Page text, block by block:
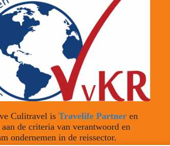
Culitravel is Travelife Partner en
de criteria van verantwoord en
ondernemen in de reissector.